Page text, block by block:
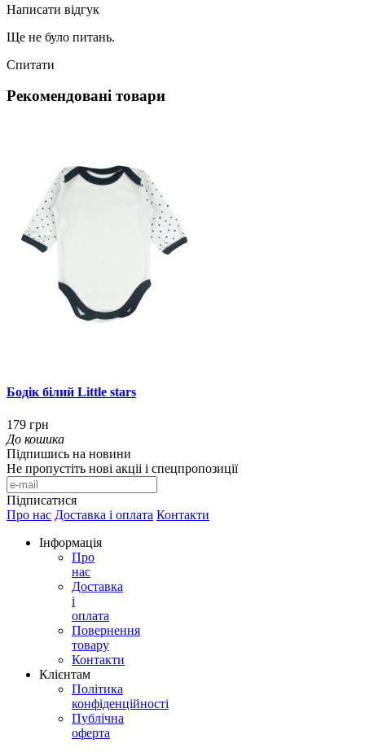
Написати відгук
Ще не було питань.
Спитати
Рекомендовані товари
Бодік білий Little stars
179 грн
До кошика
Підпишись на новини
Не пропустіть нові акціі і спецпропозиції
Підписатися
Про нас Доставка і оплата Контакти
Інформація
Про
нас
Доставка
і
оплата
Повернення
товару
Контакти
Клієнтам
Політика
конфіденційності
Публічна
оферта